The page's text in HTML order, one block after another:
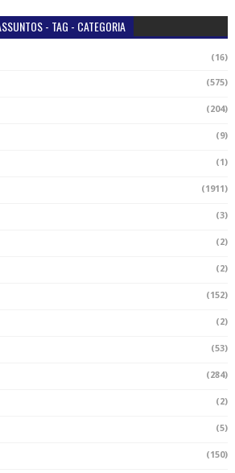
- TAG - CATEGORIA
(16)
(575)
(204)
(9)
(1)
(1911)
(3)
(2)
(2)
(152)
(2)
(53)
(284)
(2)
(5)
(150)